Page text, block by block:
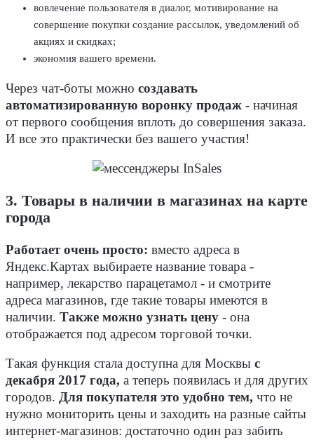
вовлечение пользователя в диалог, мотивирование на
совершение покупки создание рассылок, уведомлений об
акциях и скидках;
экономия вашего времени.
Через чат-боты можно создавать
автоматизированную воронку продаж - начиная
от первого сообщения вплоть до совершения заказа.
И все это практически без вашего участия!
3. Товары в наличии в магазинах на карте
города
Работает очень просто: вместо адреса в
Яндекс.Картах выбираете название товара -
например, лекарство парацетамол - и смотрите
адреса магазинов, где такие товары имеются в
наличии. Также можно узнать цену - она
отображается под адресом торговой точки.
Такая функция стала доступна для Москвы с
декабря 2017 года, а теперь появилась и для других
городов. Для покупателя это удобно тем, что не
нужно мониторить цены и заходить на разные сайты
интернет-магазинов: достаточно один раз забить